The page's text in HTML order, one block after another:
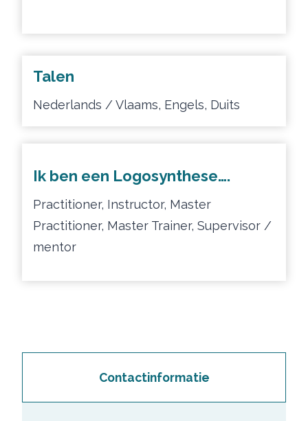
Talen
Nederlands / Vlaams, Engels, Duits
Ik ben een Logosynthese….
Practitioner, Instructor, Master
Practitioner, Master Trainer, Supervisor /
mentor
Contactinformatie